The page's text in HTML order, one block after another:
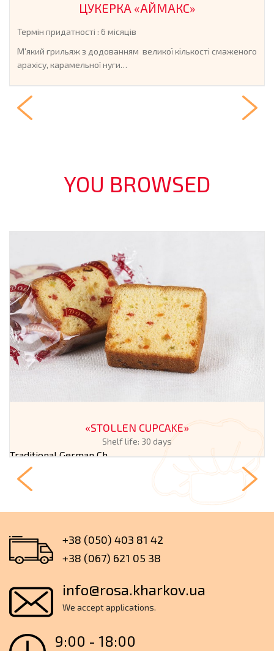
ЦУКЕРКА «АЙМАКС»
Термін придатності : 6 місяців
М'який грильяж з додованням великої кількості смаженого
арахісу, карамельної нуги…
YOU BROWSED
«STOLLEN CUPCAKE»
Shelf life: 30 days
Traditional German Ch...
+38 (050) 403 81 42
+38 (067) 621 05 38
info@rosa.kharkov.ua
We accept applications.
9:00 - 18:00